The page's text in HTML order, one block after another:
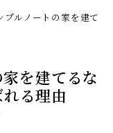
プルノートの家を建て
を建てるな
る理由